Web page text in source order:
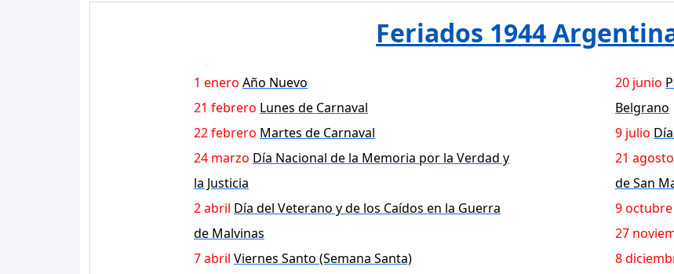
Feriados 1944
1 enero Año Nuevo
21 febrero Lunes de Carnaval
22 febrero Martes de Carnaval
24 marzo Día Nacional de la Memoria por la Verdad y
la Justicia
2 abril Día del Veterano y de los Caídos en la Guerra
de Malvinas
7 abril Viernes Santo (Semana Santa)
20 junio
Belgrano
9 julio
21 agosto
de San
9 octubre
27
8